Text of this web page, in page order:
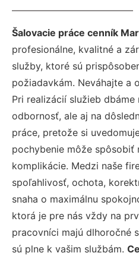
Šalovacie práce cenník
profesionálne, kvalitné a
služby, ktoré sú
požiadavkám. Neváhajte a
Pri realizácií služieb
odbornosť, ale aj na
práce, pretože si
pochybenie môže spôsobiť
komplikácie. Medzi naše
spoľahlivosť, ochota,
snaha o maximálnu
ktorá je pre nás vždy na
pracovníci majú dlhoročné
sú plne k vašim službám.